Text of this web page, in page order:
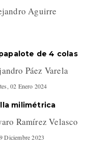
Aguirre
de 4 colas
Páez Varela
02 Enero 2024
milimétrica
Ramírez Velasco
Diciembre 2023